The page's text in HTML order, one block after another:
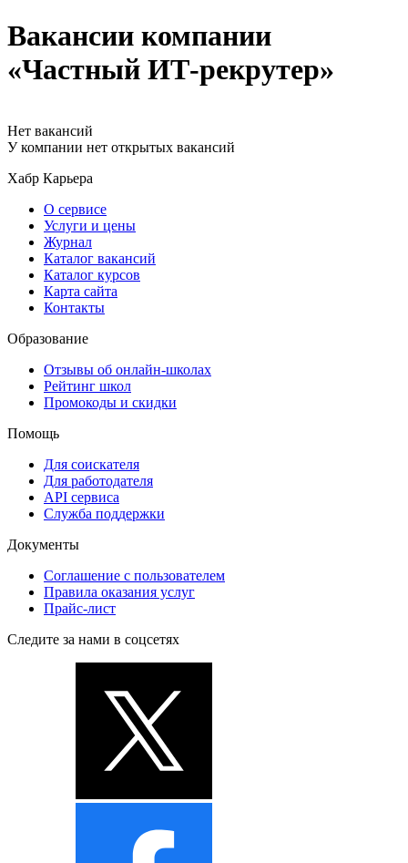
Вакансии компании
«Частный ИТ-рекрутер»
Нет вакансий
У компании нет открытых вакансий
Хабр Карьера
О сервисе
Услуги и цены
Журнал
Каталог вакансий
Каталог курсов
Карта сайта
Контакты
Образование
Отзывы об онлайн-школах
Рейтинг школ
Промокоды и скидки
Помощь
Для соискателя
Для работодателя
API сервиса
Служба поддержки
Документы
Соглашение с пользователем
Правила оказания услуг
Прайс-лист
Следите за нами в соцсетях